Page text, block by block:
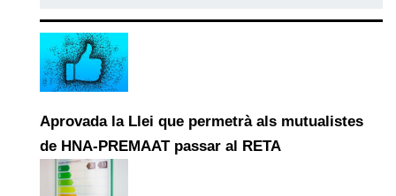
Aprovada la Llei que permetrà als mutualistes
de HNA-PREMAAT passar al RETA